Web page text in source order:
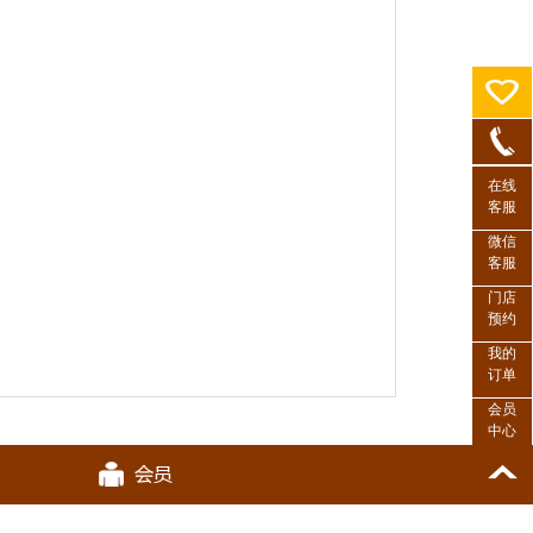
在线
客服
微信
客服
门店
预约
我的
订单
会员
中心